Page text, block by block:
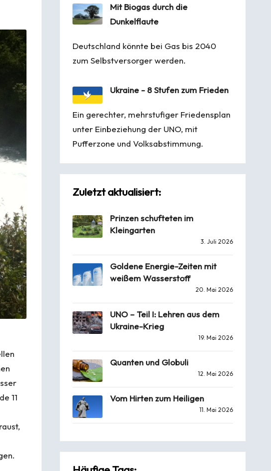
11
Mit Biogas durch die
Dunkelflaute
Deutschland könnte bei Gas bis 2040
zum Selbstversorger werden.
Ukraine - 8 Stufen zum Frieden
Ein gerechter, mehrstufiger Friedensplan
unter Einbeziehung der UNO, mit
Pufferzone und Volksabstimmung.
Zuletzt aktualisiert:
Prinzen schufteten im
Kleingarten
3. Juli 2026
Goldene Energie-Zeiten mit
weißem Wasserstoff
20. Mai 2026
UNO – Teil I: Lehren aus dem
Ukraine-Krieg
19. Mai 2026
Quanten und Globuli
12. Mai 2026
Vom Hirten zum Heiligen
11. Mai 2026